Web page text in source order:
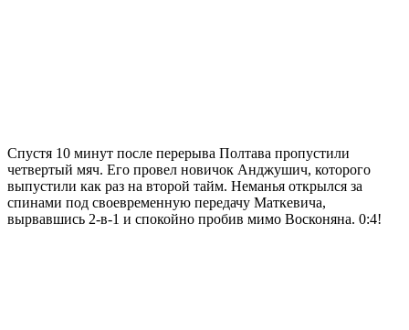
Спустя 10 минут после перерыва Полтава пропустили
четвертый мяч. Его провел новичок Анджушич, которого
выпустили как раз на второй тайм. Неманья открылся за
спинами под своевременную передачу Маткевича,
вырвавшись 2-в-1 и спокойно пробив мимо Восконяна. 0:4!